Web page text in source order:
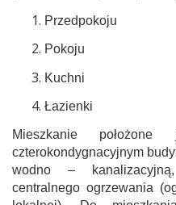
Pokoju
Kuchni
Łazienki
Mieszkanie
czterokondygnacyjnym
wodno –
centralnego ogrzewania